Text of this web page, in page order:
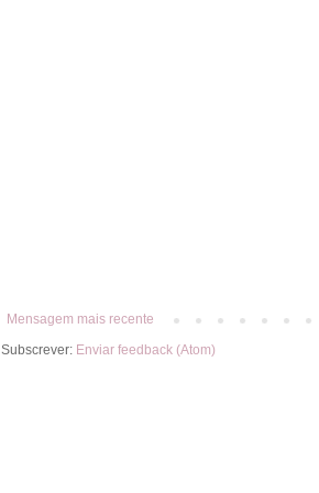
Mensagem mais recente
Subscrever: Enviar feedback (Atom)